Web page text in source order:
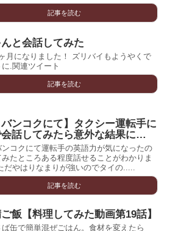
記事を読む
と会話してみた
月になりました！ ズリバイもようやくで
に.関連ツイート
記事を読む
バンコクにて】タクシー運転手に
話してみたら意外な結果に…
ンコクにて運転手の英語力が気になったの
たところある程度話せることがわかりま
だやはりなまりが強いのでタイの.....
記事を読む
飯【料理してみた動画第19話】
ば缶で簡単混ぜごはん。食材を変えたら